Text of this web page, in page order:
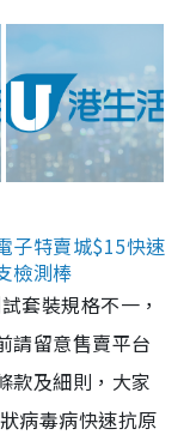
子特賣城$15快速
檢測棒
套裝規格不一，
請留意售賣平台
款及細則，大家
病毒病快速抗原